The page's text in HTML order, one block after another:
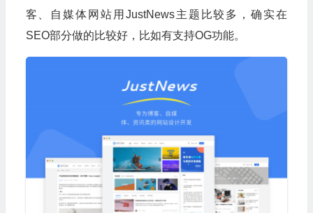
客、自媒体网站用JustNews主题比较多，确实在
SEO部分做的比较好，比如有支持OG功能。